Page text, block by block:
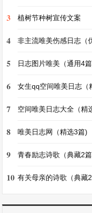
心里充满了恐惧。
离地，车子就不受
痛瞬间传遍全身。
行车，心想这东西
然而，身边小伙伴
车。这一次，我先
衡。我小心翼翼地
3 植树节种树宣传文案
4 非主流唯美伤感日志（
5 日志图片唯美（通用4
6 女生qq空间唯美日志（
7 空间唯美日志大全（精
8 唯美日志网（精选3篇)
9 青春励志诗歌（典藏2
10 有关母亲的诗歌（典藏